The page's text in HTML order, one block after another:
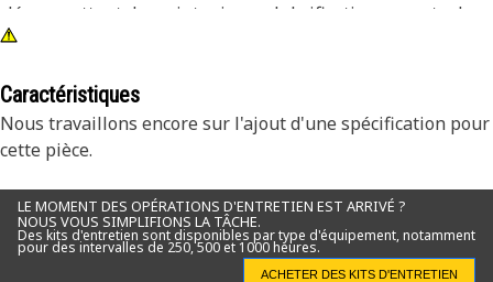
clé permettant de maintenir une lubrification correcte de
votre circuit hydraulique fragile.
Caractéristiques
Nous travaillons encore sur l'ajout d'une spécification pour
cette pièce.
LE MOMENT DES OPÉRATIONS D'ENTRETIEN EST ARRIVÉ ?
NOUS VOUS SIMPLIFIONS LA TÂCHE.
Des kits d'entretien sont disponibles par type d'équipement, notamment
pour des intervalles de 250, 500 et 1000 heures.
ACHETER DES KITS D'ENTRETIEN